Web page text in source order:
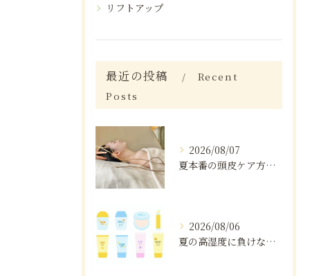
リフトアップ
最近の投稿
Recent
Posts
2026/08/07
夏本番の頭皮ケア方法と注意点
2026/08/06
夏の高湿度に負けない肌ケア術